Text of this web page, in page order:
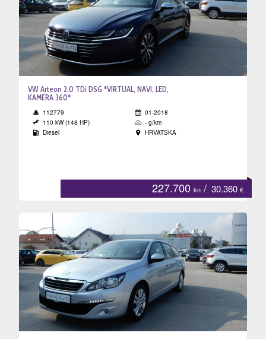
VW Arteon 2.0 TDi DSG *VIRTUAL, NAVI, LED,
KAMERA 360*
112779
01-2018
110 kW (148 HP)
- g/km
Diesel
HRVATSKA
227.700 kn / 30.360 €